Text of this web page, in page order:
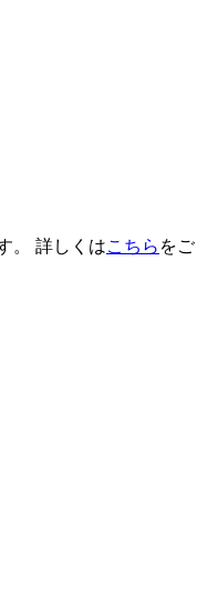
。 詳しくはこちら をご